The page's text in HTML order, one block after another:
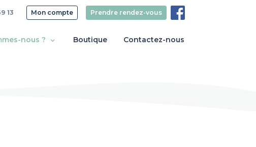
nous ? Boutique Contactez-nous
13 Mon compte Prendre rendez-vous